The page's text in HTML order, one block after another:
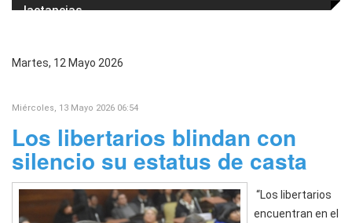
lactancias
Martes, 12 Mayo 2026
Miércoles, 13 Mayo 2026 06:54
Los libertarios blindan con
silencio su estatus de casta
“Los libertarios
encuentran en el